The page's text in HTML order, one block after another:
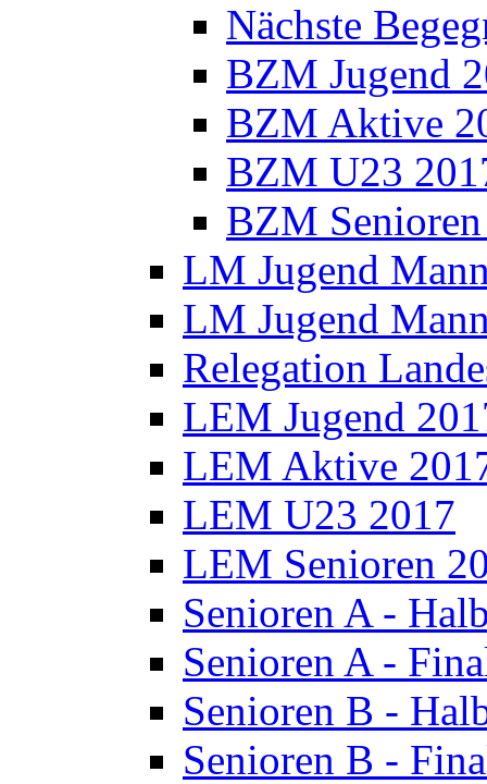
Nächste
BZM Jugend
BZM Aktive
BZM U23
BZM
LM Jugend
LM Jugend
Relegation
LEM Jugend
LEM Aktive
LEM U23 2017
LEM Senioren
Senioren A -
Senioren A -
Senioren B -
Senioren B -